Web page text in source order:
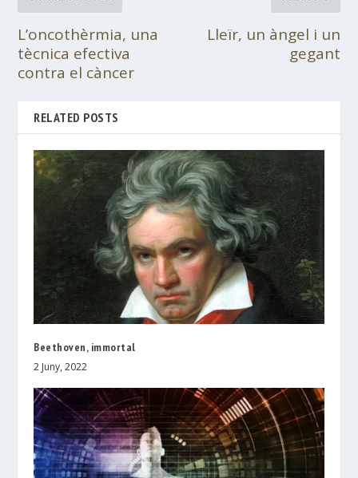
L’oncothèrmia, una
tècnica efectiva
contra el càncer
Lleïr, un àngel i un
gegant
RELATED POSTS
Beethoven, immortal
2 Juny, 2022